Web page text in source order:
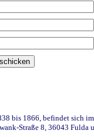
bis 1866, befindet sich
Straße 8, 36043